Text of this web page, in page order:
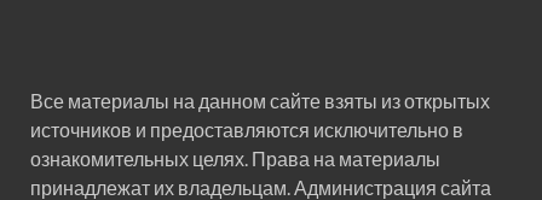
Все материалы на данном сайте взяты из открытых
источников и предоставляются исключительно в
ознакомительных целях. Права на материалы
принадлежат их владельцам. Администрация сайта